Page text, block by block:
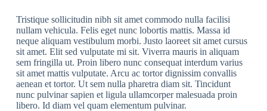
Tristique sollicitudin nibh sit amet commodo nulla facilisi
nullam vehicula. Felis eget nunc lobortis mattis. Massa id
neque aliquam vestibulum morbi. Justo laoreet sit amet cursus
sit amet. Elit sed vulputate mi sit. Viverra mauris in aliquam
sem fringilla ut. Proin libero nunc consequat interdum varius
sit amet mattis vulputate. Arcu ac tortor dignissim convallis
aenean et tortor. Ut sem nulla pharetra diam sit. Tincidunt
nunc pulvinar sapien et ligula ullamcorper malesuada proin
libero. Id diam vel quam elementum pulvinar.